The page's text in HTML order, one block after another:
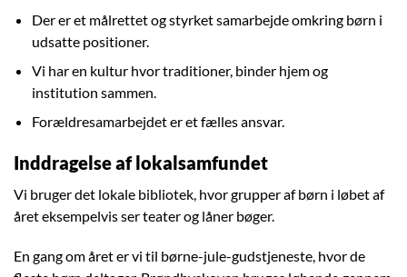
Der er et målrettet og styrket samarbejde omkring børn i
udsatte positioner.
Vi har en kultur hvor traditioner, binder hjem og
institution sammen.
Forældresamarbejdet er et fælles ansvar.
Inddragelse af lokalsamfundet
Vi bruger det lokale bibliotek, hvor grupper af børn i løbet af
året eksempelvis ser teater og låner bøger.
En gang om året er vi til børne-jule-gudstjeneste, hvor de